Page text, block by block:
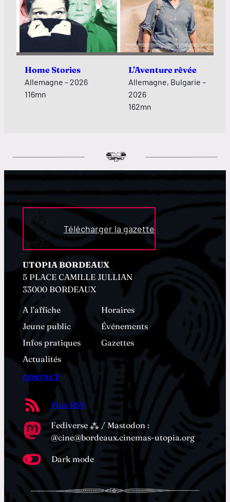
Home Stories
Allemagne – 2026
116mn
L’Aventure rêvée
Allemagne, Bulgarie –
2026
162mn
Télécharger la gazette
UTOPIA BORDEAUX
5 PLACE CAMILLE JULLIAN
33000 BORDEAUX
A l’affiche
Horaires
Jeune public
Événements
Infos pratiques
Gazettes
Actualités
CONTACT
Flux RSS
Fediverse ⁂ / Mastodon :
@cine@bordeaux.cinemas-utopia.org
Dark mode